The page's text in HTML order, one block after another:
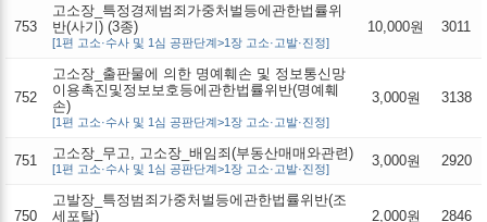
753
고소장_특정경제범죄가중처벌등에관한법률위
반(사기) (3종)
[1편 고소·수사 및 1심 공판단계>1장 고소·고발·진정]
10,000원 3011
752
고소장_출판물에 의한 명예훼손 및 정보통신망
이용촉진및정보보호등에관한법률위반(명예훼
손)
[1편 고소·수사 및 1심 공판단계>1장 고소·고발·진정]
3,000원 3138
751 고소장_무고, 고소장_배임죄(부동산매매와관련)
[1편 고소·수사 및 1심 공판단계>1장 고소·고발·진정] 3,000원 2920
750
고발장_특정범죄가중처벌등에관한법률위반(조
세포탈)
2,000원 2846